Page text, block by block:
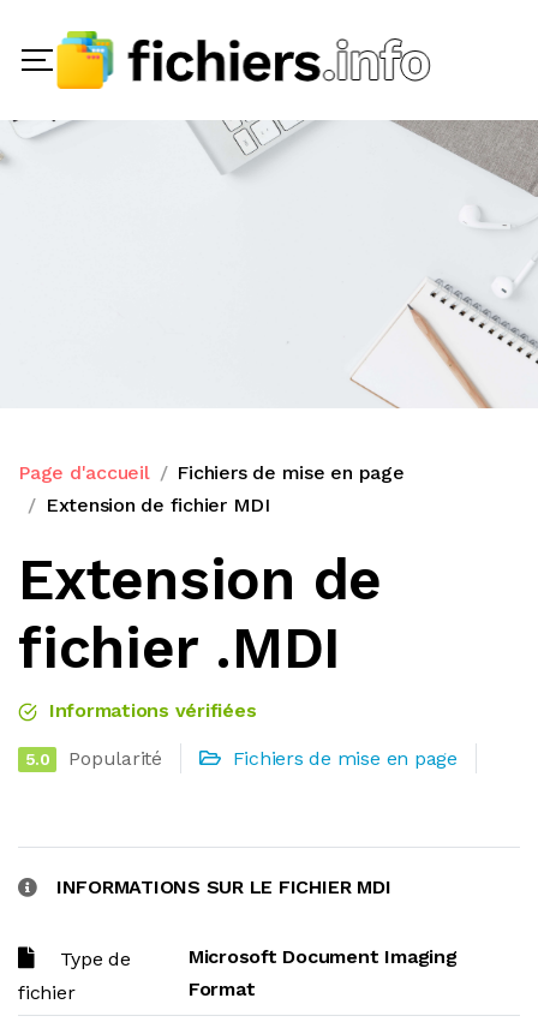
Page d'accueil
Fichiers de mise en page
Extension de fichier MDI
Extension de
fichier .MDI
Informations vérifiées
5.0 Popularité Fichiers de mise en page
INFORMATIONS SUR LE FICHIER MDI
Type de
fichier
Microsoft Document Imaging
Format